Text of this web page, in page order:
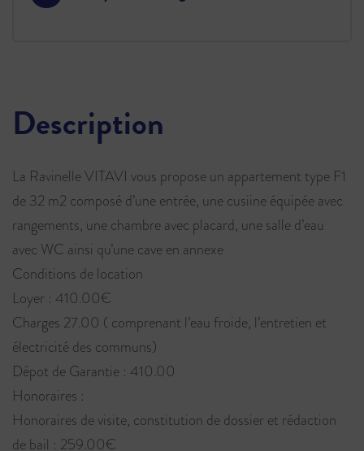
Description
La Ravinelle VITAVI vous propose un appartement type F1
de 32 m2 composé d’une entrée, une cusiine équipée avec
rangements, une chambre avec placard, une salle d’eau
avec WC ainsi qu’une cave en annexe
Conditions de location
Loyer : 410.00€
Charges 27.00 ( comprenant l’eau froide, l’entretien et
électricité des communs)
Dépot de Garantie : 410.00
Honoraires :
Honoraires de visite, constitution de dossier et rédaction
de bail : 259.00€